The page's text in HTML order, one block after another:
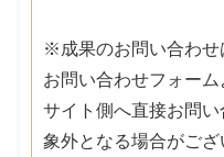
※成果のお問い合わせ
お問い合わせフォー
サイト側へ直接お問
象外となる場合がござ